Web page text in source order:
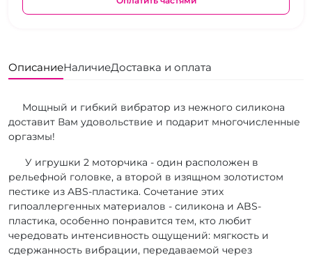
ОписаниеНаличиеДоставка и оплата
Мощный и гибкий вибратор из нежного силикона
доставит Вам удовольствие и подарит многочисленные
оргазмы!
У игрушки 2 моторчика - один расположен в
рельефной головке, а второй в изящном золотистом
пестике из ABS-пластика. Сочетание этих
гипоаллергенных материалов - силикона и ABS-
пластика, особенно понравится тем, кто любит
чередовать интенсивность ощущений: мягкость и
сдержанность вибрации, передаваемой через